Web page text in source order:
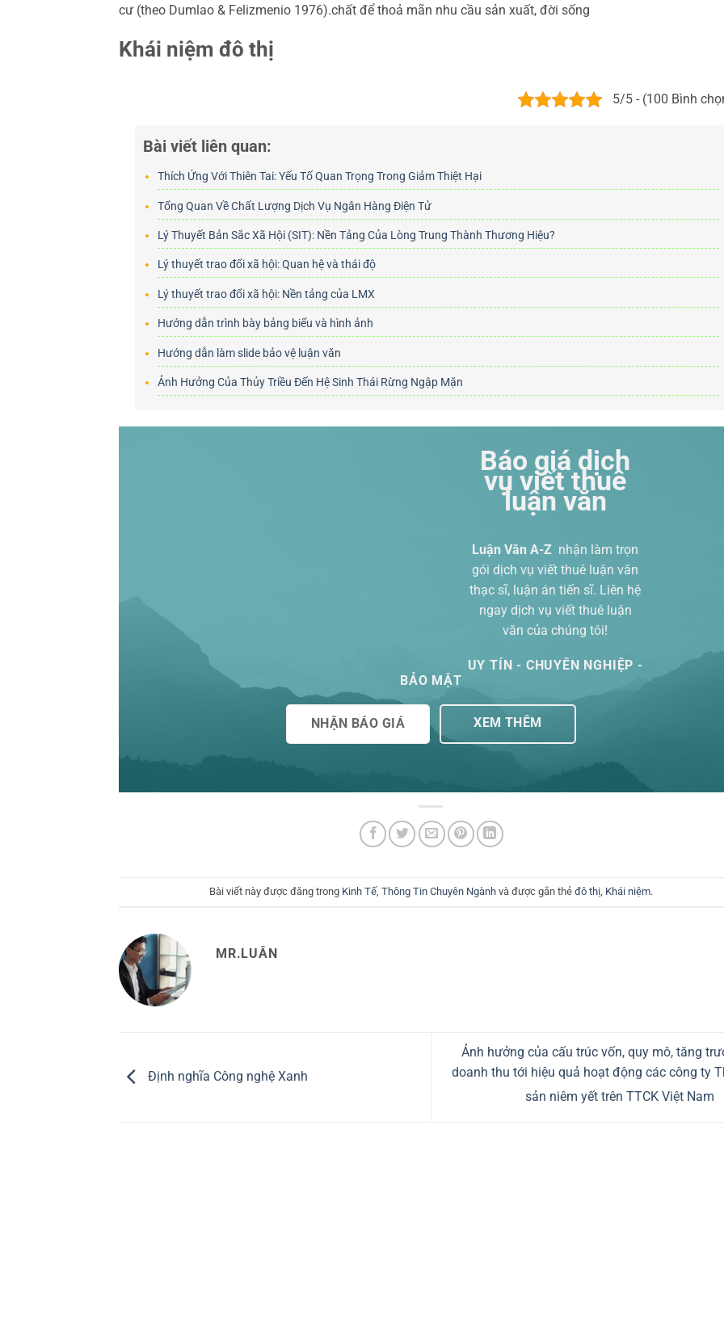
cư (theo Dumlao & Felizmenio 1976).chất để thoả mãn nhu cầu sản xuất, đời sống
Khái niệm đô thị
5/5 - (100 Bình
Bài viết liên quan:
Thích Ứng Với Thiên Tai: Yếu Tố Quan Trọng Trong Giảm Thiệt Hại
Tổng Quan Về Chất Lượng Dịch Vụ Ngân Hàng Điện Tử
Lý Thuyết Bản Sắc Xã Hội (SIT): Nền Tảng Của Lòng Trung Thành Thương Hiệu?
Lý thuyết trao đổi xã hội: Quan hệ và thái độ
Lý thuyết trao đổi xã hội: Nền tảng của LMX
Hướng dẫn trình bày bảng biểu và hình ảnh
Hướng dẫn làm slide bảo vệ luận văn
Ảnh Hưởng Của Thủy Triều Đến Hệ Sinh Thái Rừng Ngập Mặn
Báo giá dịch
vụ viết thuê
luận văn
Luận Văn A-Z nhận làm trọn
góidịch vụ viết thuê luận văn
thạc sĩ, luận án tiến sĩ. Liên hệ
ngay dịch vụ viết thuê luận
văn của chúng tôi!
UY TÍN - CHUYÊN NGHIỆP -
BẢO MẬT
NHẬN BÁO GIÁ XEM THÊM
Bài viết này được đăng trong Kinh Tế, Thông Tin Chuyên Ngànhvà được gắn thẻ đô thị, Khái niệm.
MR.LUÂN
Định nghĩa Công nghệ Xanh
Ảnh hưởng của cấu trúc vốn, quy mô, tăng
doanh thu tới hiệu quả hoạt động các công ty
sản niêm yết trên TTCK Việt Nam